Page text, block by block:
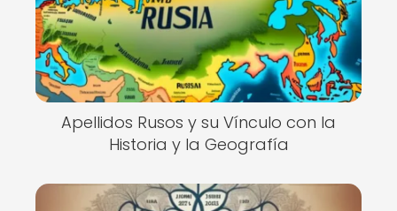
Apellidos Rusos y su Vínculo con la
Historia y la Geografía